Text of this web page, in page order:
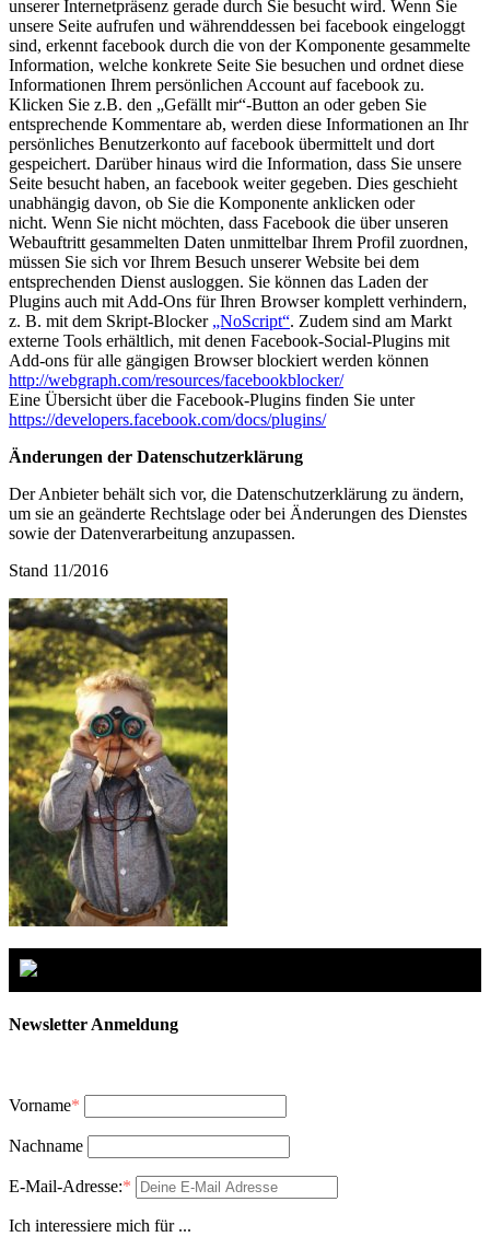
unserer Internetpräsenz gerade durch Sie besucht wird. Wenn Sie
unsere Seite aufrufen und währenddessen bei facebook eingeloggt
sind, erkennt facebook durch die von der Komponente gesammelte
Information, welche konkrete Seite Sie besuchen und ordnet diese
Informationen Ihrem persönlichen Account auf facebook zu.
Klicken Sie z.B. den „Gefällt mir“-Button an oder geben Sie
entsprechende Kommentare ab, werden diese Informationen an Ihr
persönliches Benutzerkonto auf facebook übermittelt und dort
gespeichert. Darüber hinaus wird die Information, dass Sie unsere
Seite besucht haben, an facebook weiter gegeben. Dies geschieht
unabhängig davon, ob Sie die Komponente anklicken oder
nicht. Wenn Sie nicht möchten, dass Facebook die über unseren
Webauftritt gesammelten Daten unmittelbar Ihrem Profil zuordnen,
müssen Sie sich vor Ihrem Besuch unserer Website bei dem
entsprechenden Dienst ausloggen. Sie können das Laden der
Plugins auch mit Add-Ons für Ihren Browser komplett verhindern,
z. B. mit dem Skript-Blocker „NoScript“. Zudem sind am Markt
externe Tools erhältlich, mit denen Facebook-Social-Plugins mit
Add-ons für alle gängigen Browser blockiert werden können
http://webgraph.com/resources/facebookblocker/
Eine Übersicht über die Facebook-Plugins finden Sie unter
https://developers.facebook.com/docs/plugins/
Änderungen der Datenschutzerklärung
Der Anbieter behält sich vor, die Datenschutzerklärung zu ändern,
um sie an geänderte Rechtslage oder bei Änderungen des Dienstes
sowie der Datenverarbeitung anzupassen.
Stand 11/2016
Newsletter Anmeldung
Vorname*
Nachname
E-Mail-Adresse:*
Ich interessiere mich für ...